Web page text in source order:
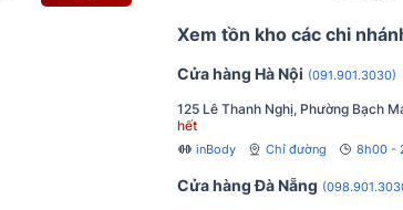
Xem tồn kho các chi
Cửa hàng Hà Nội (091.901.3030)
125 Lê Thanh Nghị, Phường Bạch
hết
inBody Chỉ đường 8h00 -
Cửa hàng Đà Nẵng